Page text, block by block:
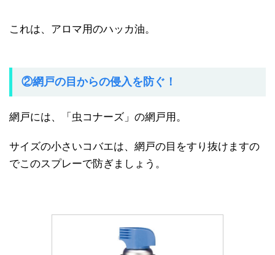
これは、アロマ用のハッカ油。
②網戸の目からの侵入を防ぐ！
網戸には、「虫コナーズ」の網戸用。
サイズの小さいコバエは、網戸の目をすり抜けますの
でこのスプレーで防ぎましょう。